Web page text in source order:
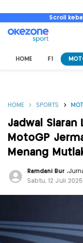
Scroll
HOME F1
HOME SPORTS
Jadwal Siaran
MotoGP
Menang
Ramdani Bur ,
Sabtu, 12 Juli 2025